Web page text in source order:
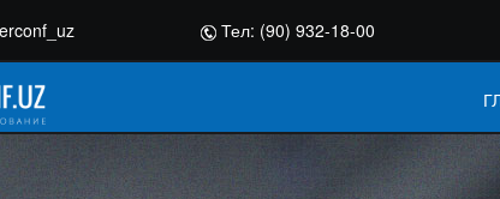
Тел: (90) 932-18-00